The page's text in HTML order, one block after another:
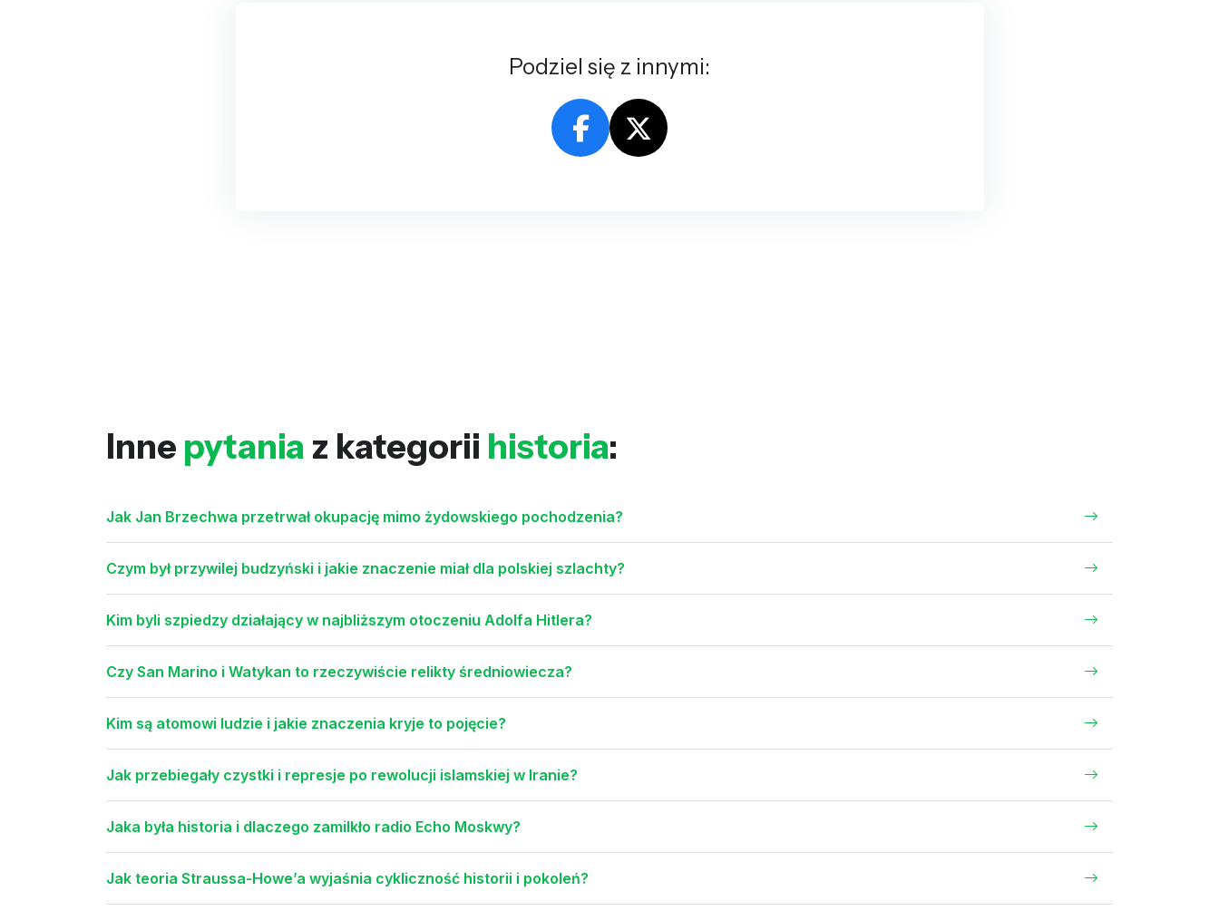
Podziel się z innymi:
Inne pytania z kategorii historia:
Jak Jan Brzechwa przetrwał okupację mimo żydowskiego pochodzenia?
Czym był przywilej budzyński i jakie znaczenie miał dla polskiej szlachty?
Kim byli szpiedzy działający w najbliższym otoczeniu Adolfa Hitlera?
Czy San Marino i Watykan to rzeczywiście relikty średniowiecza?
Kim są atomowi ludzie i jakie znaczenia kryje to pojęcie?
Jak przebiegały czystki i represje po rewolucji islamskiej w Iranie?
Jaka była historia i dlaczego zamilkło radio Echo Moskwy?
Jak teoria Straussa-Howe’a wyjaśnia cykliczność historii i pokoleń?